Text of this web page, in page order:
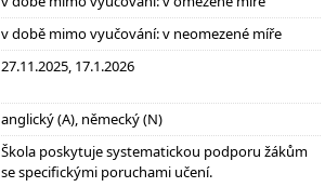
v době mimo vyučování: v neomezené míře
27.11.2025, 17.1.2026
anglický (A), německý (N)
Škola poskytuje systematickou podporu žákům
se specifickými poruchami učení.